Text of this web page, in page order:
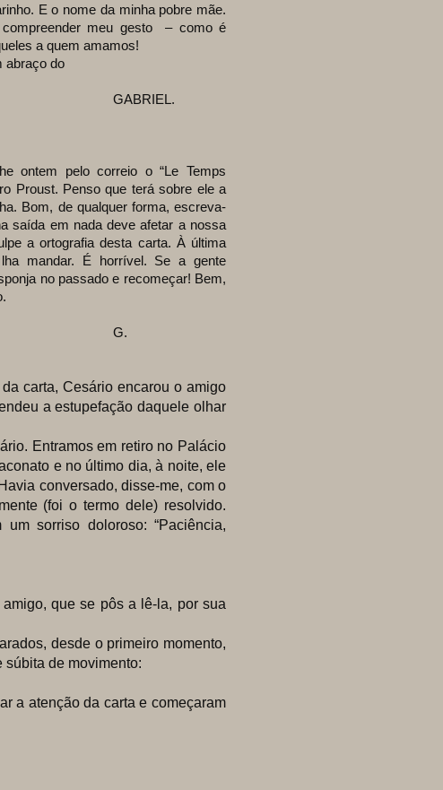
E o nome da minha pobre mãe.
compreender meu gesto – como é
a quem amamos!
do
GABRIEL.
ontem pelo correio o “Le Temps
Proust. Penso que terá sobre ele a
Bom, de qualquer forma, escreva-
saída em nada deve afetar a nossa
a ortografia desta carta. À última
mandar. É horrível. Se a gente
no passado e recomeçar! Bem,
G.
Cesário encarou o amigo
a estupefação daquele olhar
Entramos em retiro no Palácio
e no último dia, à noite, ele
conversado, disse-me, com o
(foi o termo dele) resolvido.
sorriso doloroso: “Paciência,
que se pôs a lê-la, por sua
desde o primeiro momento,
de movimento:
atenção da carta e começaram